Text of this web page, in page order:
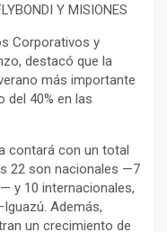
Y MISIONES
Corporativos y
destacó que la
más importante
del 40% en las
contará con un total
22 son nacionales —7
y 10 internacionales,
Además,
un crecimiento de